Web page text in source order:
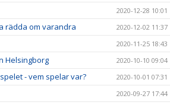
2020-12-28 10:01
rädda om varandra 2020-12-02 11:37
2020-11-25 18:43
Helsingborg 2020-10-10 09:04
- vem spelar var? 2020-10-01 07:31
2020-09-27 17:44